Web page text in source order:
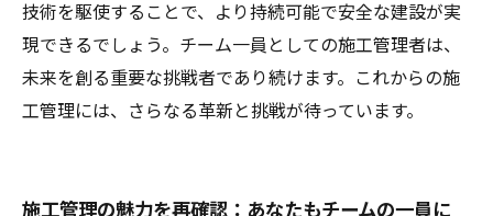
技術を駆使することで、より持続可能で安全な建設が実
現できるでしょう。チーム一員としての施工管理者は、
未来を創る重要な挑戦者であり続けます。これからの施
工管理には、さらなる革新と挑戦が待っています。
施工管理の魅力を再確認：あなたもチームの一員に